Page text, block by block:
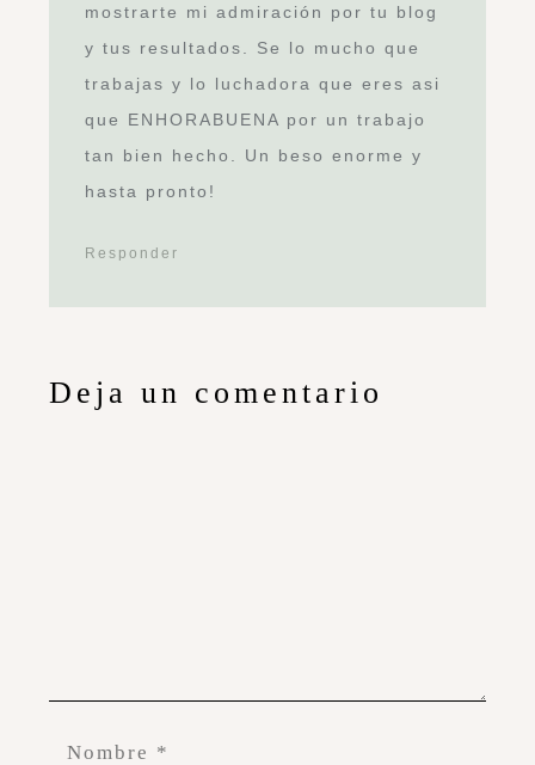
mostrarte mi admiración por tu blog
y tus resultados. Se lo mucho que
trabajas y lo luchadora que eres asi
que ENHORABUENA por un trabajo
tan bien hecho. Un beso enorme y
hasta pronto!
Responder
Deja un comentario